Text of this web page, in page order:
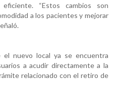
“Estos cambios son
a los pacientes y mejorar
el nuevo local ya se encuentra
a acudir directamente a la
relacionado con el retiro de